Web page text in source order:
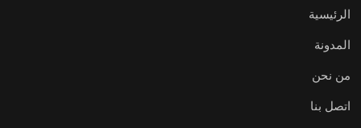
الرئيسية
المدونة
من نحن
اتصل بنا